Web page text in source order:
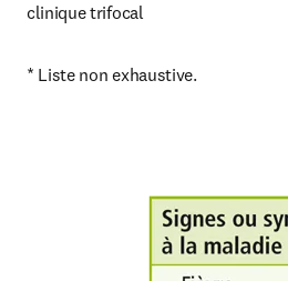
clinique trifocal
* Liste non exhaustive.